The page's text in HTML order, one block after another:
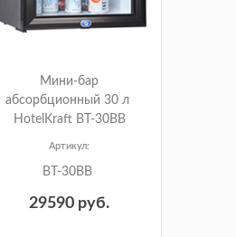
Мини-бар
абсорбционный 30 л
HotelKraft BT-30BB
Артикул:
BT-30BB
29590 руб.